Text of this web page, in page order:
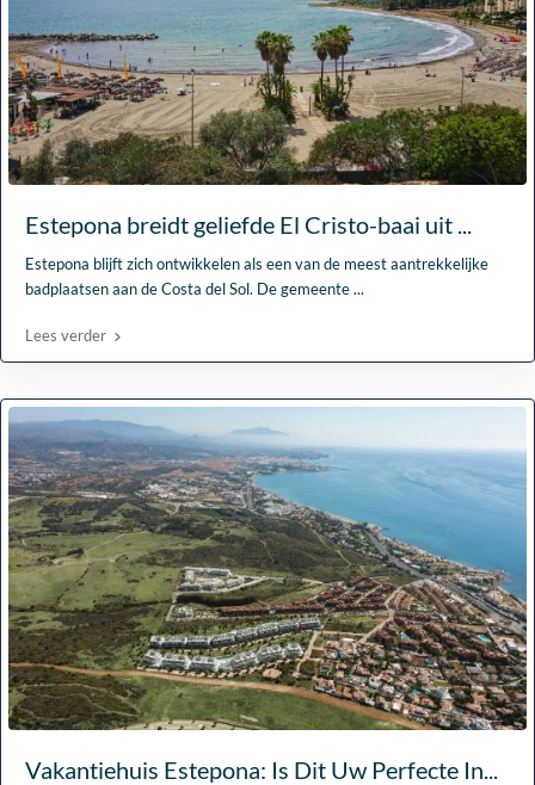
Estepona breidt geliefde El Cristo-baai uit ...
Estepona blijft zich ontwikkelen als een van de meest aantrekkelijke
badplaatsen aan de Costa del Sol. De gemeente...
Lees verder
Vakantiehuis Estepona: Is Dit Uw Perfecte In...